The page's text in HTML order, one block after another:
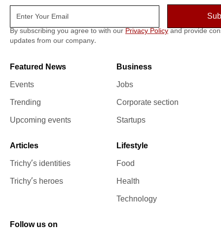
By subscribing you agree to with our Privacy Policy and provide
updates from our company.
Featured News
Events
Trending
Upcoming events
Business
Jobs
Corporate section
Startups
Articles
Trichy’s identities
Trichy’s heroes
Lifestyle
Food
Health
Technology
Follow us on